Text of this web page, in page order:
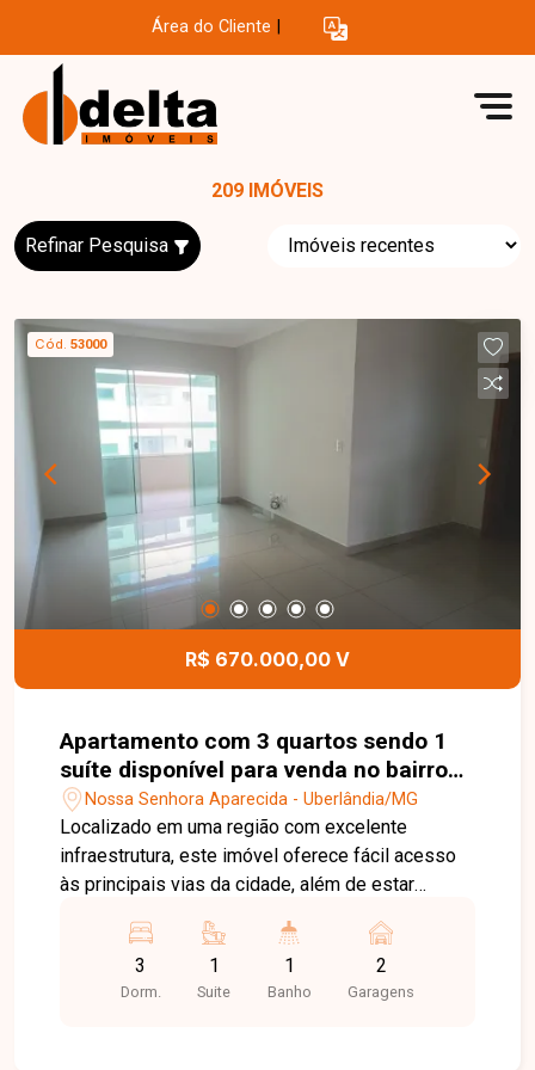
Área do Cliente
209 IMÓVEIS
Refinar Pesquisa
Cód. 53000
R$ 670.000,00 V
Apartamento com 3 quartos sendo 1
suíte disponível para venda no bairro
em Uberlândia-MG
Nossa Senhora Aparecida - Uberlândia/MG
Localizado em uma região com excelente
infraestrutura, este imóvel oferece fácil acesso
às principais vias da cidade, além de estar
restaurantes, academias e diversos serviços,
proporcionando mais praticidade, conforto e
qualidade de vida para toda a família. Sala ampla
3
Dorm.
1
Suite
1
Banho
2
Garagens